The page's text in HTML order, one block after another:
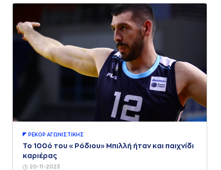
20-11-2023
ΡΕΚΟΡ AΓΩΝΙΣΤΙΚΗΣ
Το 100ό του «Ρόδιου» Μπιλλή ήταν και παιχνίδι
καριέρας